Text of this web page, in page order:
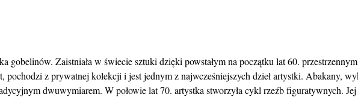
gobelinów. Zaistniała w świecie sztuki dzięki powstałym na początku lat 60.
z prywatnej kolekcji i jest jednym z najwcześniejszych dzieł artystki. Abakany,
dwuwymiarem. W połowie lat 70. artystka stworzyła cykl rzeźb figuratywnych.